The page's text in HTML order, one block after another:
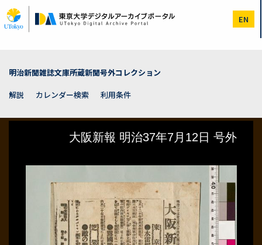
イ
ン
EN
明治新聞雑誌文庫所蔵新聞号外コレクション
解説
カレンダー検索 利用条件